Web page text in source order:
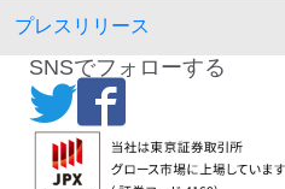
プレスリリース
SNSでフォローする